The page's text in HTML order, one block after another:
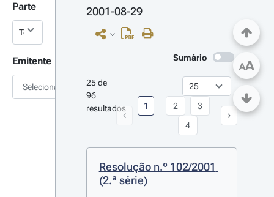
Parte
Emitente
Selecionar
2001-08-29
Sumário
25 de
96
resultados
1 2
3
4
Resolução n.º 102/2001
(2.ª série)
AA